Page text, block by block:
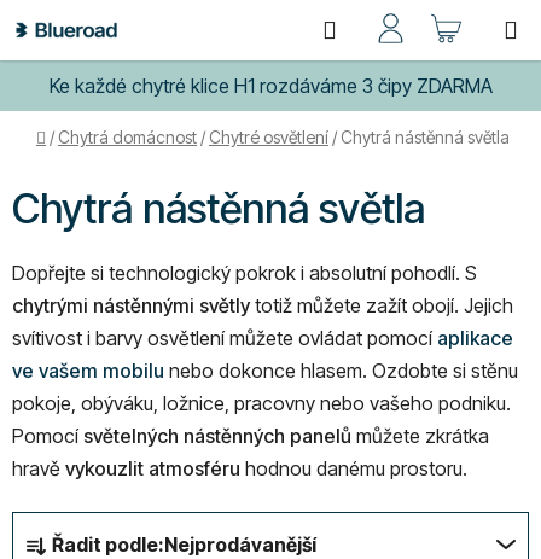
na
obsah
Ke každé chytré klice H1 rozdáváme 3 čipy ZDARMA
Hledat
KOŠÍK
Domů
/ Chytrá domácnost / Chytré osvětlení / Chytrá nástěnná světla
Chytrá nástěnná světla
Dopřejte si technologický pokrok i absolutní pohodlí. S
chytrými nástěnnými světly totiž můžete zažít obojí. Jejich
svítivost i barvy osvětlení můžete ovládat pomocí aplikace
ve vašem mobilu nebo dokonce hlasem. Ozdobte si stěnu
pokoje, obýváku, ložnice, pracovny nebo vašeho podniku.
Pomocí světelných nástěnných panelů můžete zkrátka
hravě vykouzlit atmosféru hodnou danému prostoru.
Řadit podle:Nejprodávanější